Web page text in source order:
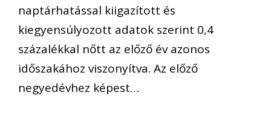
naptárhatással kiigazított és
kiegyensúlyozott adatok szerint 0,4
százalékkal nőtt az előző év azonos
időszakához viszonyítva. Az előző
negyedévhez képest…